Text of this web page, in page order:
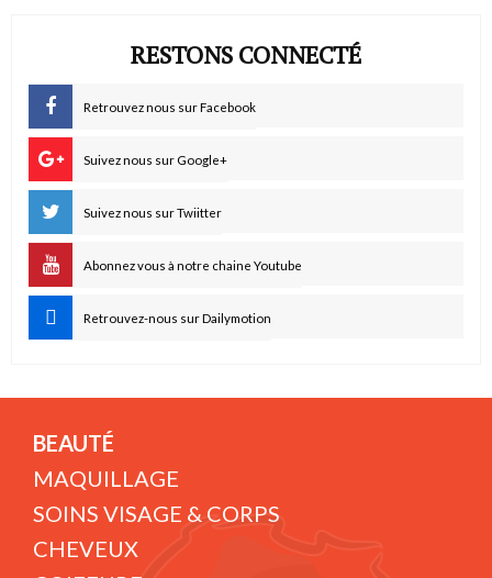
RESTONS CONNECTÉ
Retrouvez nous sur Facebook
Suivez nous sur Google+
Suivez nous sur Twiitter
Abonnez vous à notre chaine Youtube
Retrouvez-nous sur Dailymotion
BEAUTÉ
MAQUILLAGE
SOINS VISAGE & CORPS
CHEVEUX